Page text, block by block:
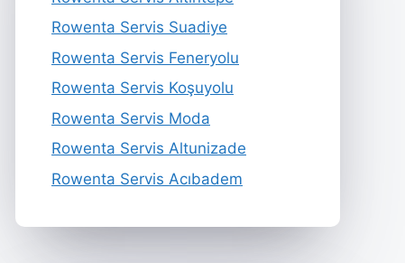
Rowenta Servis Suadiye
Rowenta Servis Feneryolu
Rowenta Servis Koşuyolu
Rowenta Servis Moda
Rowenta Servis Altunizade
Rowenta Servis Acıbadem